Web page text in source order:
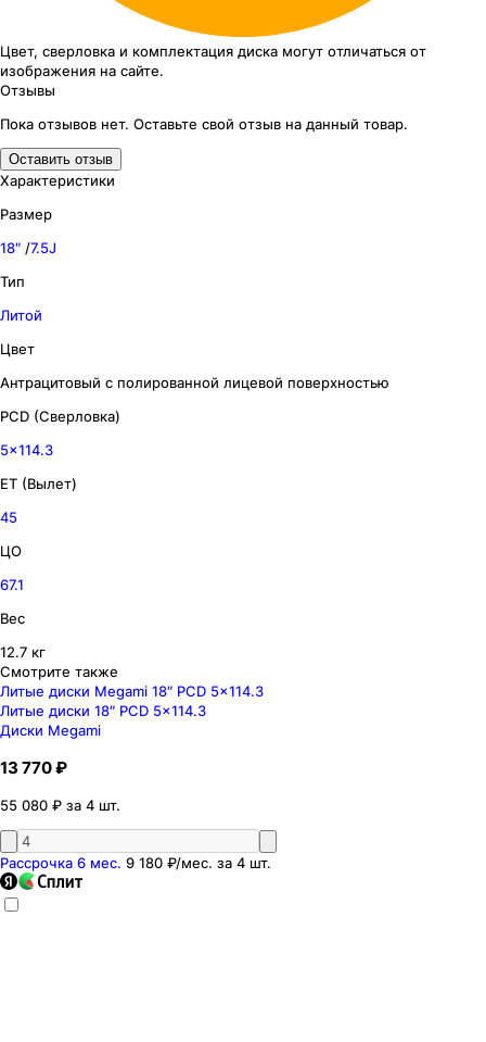
Цвет, сверловка и комплектация диска могут отличаться от
изображения на сайте.
Отзывы
Пока отзывов нет. Оставьте свой отзыв на данный товар.
Оставить отзыв
Характеристики
Размер
18″ /7.5J
Тип
Литой
Цвет
Антрацитовый с полированной лицевой поверхностью
PCD (Сверловка)
5x114.3
ET (Вылет)
45
ЦО
67.1
Вес
12.7 кг
Смотрите также
Литые диски Megami 18″ PCD 5x114.3
Литые диски 18″ PCD 5x114.3
Диски Megami
13 770 ₽
55 080 ₽ за 4 шт.
Рассрочка 6 мес. 9 180 ₽/мес. за 4 шт.